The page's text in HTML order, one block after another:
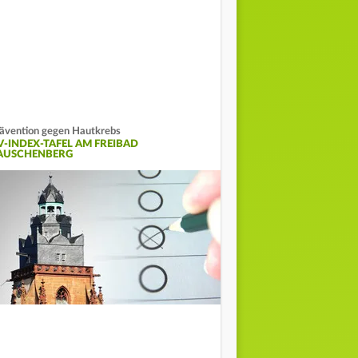
gegen Hautkrebs
INDEX-TAFEL AM FREIBAD